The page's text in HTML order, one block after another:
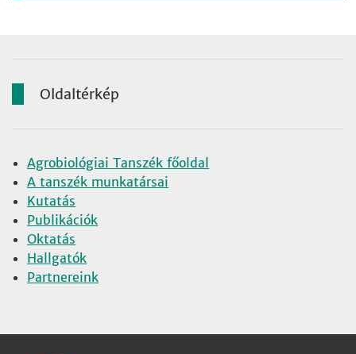
Oldaltérkép
Agrobiológiai Tanszék főoldal
A tanszék munkatársai
Kutatás
Publikációk
Oktatás
Hallgatók
Partnereink